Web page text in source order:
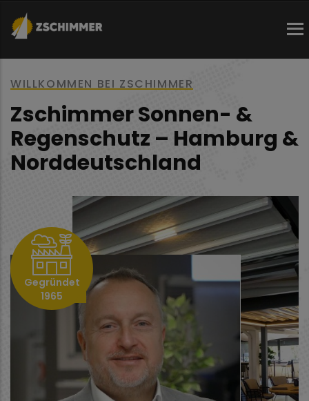
Direkt
zum
Inhalt
WILLKOMMEN BEI ZSCHIMMER
Zschimmer Sonnen- &
Regenschutz – Hamburg &
Norddeutschland
Gegründet
1965